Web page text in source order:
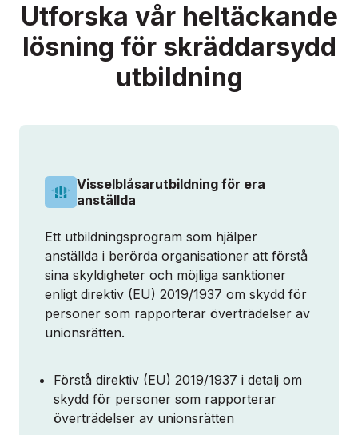
Academy
Community
Utforska vår heltäckande
lösning för skräddarsydd
utbildning
Visselblåsarutbildning för era
anställda
Ett utbildningsprogram som hjälper
anställda i berörda organisationer att förstå
sina skyldigheter och möjliga sanktioner
enligt direktiv (EU) 2019/1937 om skydd för
personer som rapporterar överträdelser av
unionsrätten.
Förstå direktiv (EU) 2019/1937 i detalj om
skydd för personer som rapporterar
överträdelser av unionsrätten